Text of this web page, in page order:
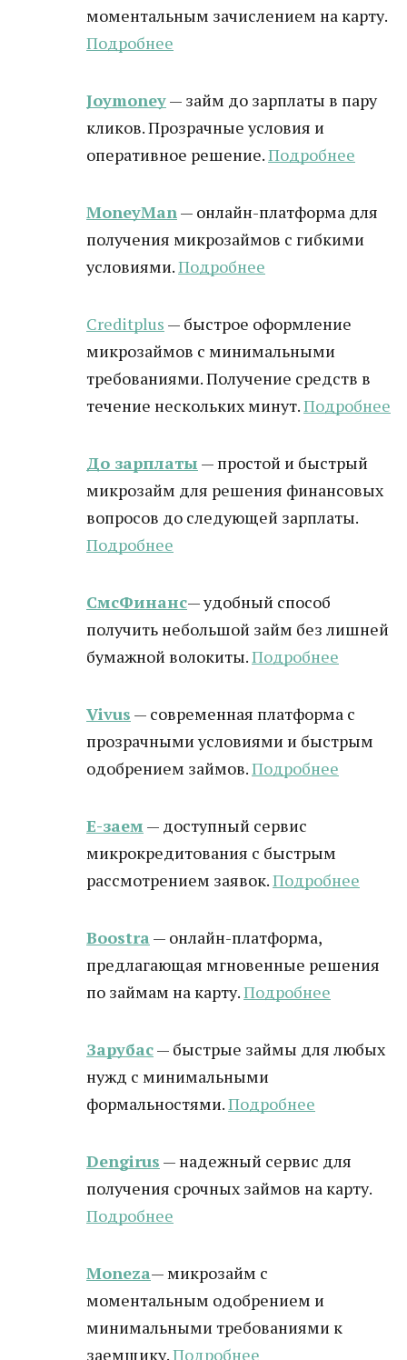
моментальным зачислением на карту.
Подробнее
Joymoney— займ до зарплаты в пару
кликов. Прозрачные условия и
оперативное решение.Подробнее
MoneyMan— онлайн-платформа для
получения микрозаймов с гибкими
условиями.Подробнее
Creditplus — быстрое оформление
микрозаймов с минимальными
требованиями. Получение средств в
течение нескольких минут.Подробнее
До зарплаты — простой и быстрый
микрозайм для решения финансовых
вопросов до следующей зарплаты.
Подробнее
СмсФинанс— удобный способ
получить небольшой займ без лишней
бумажной волокиты.Подробнее
Vivus — современная платформа с
прозрачными условиями и быстрым
одобрением займов.Подробнее
Е-заем — доступный сервис
микрокредитования с быстрым
рассмотрением заявок.Подробнее
Boostra — онлайн-платформа,
предлагающая мгновенные решения
по займам на карту.Подробнее
Зарубас— быстрые займы для любых
нужд с минимальными
формальностями.Подробнее
Dengirus — надежный сервис для
получения срочных займов на карту.
Подробнее
Moneza— микрозайм с
моментальным одобрением и
минимальными требованиями к
заемщику.Подробнее